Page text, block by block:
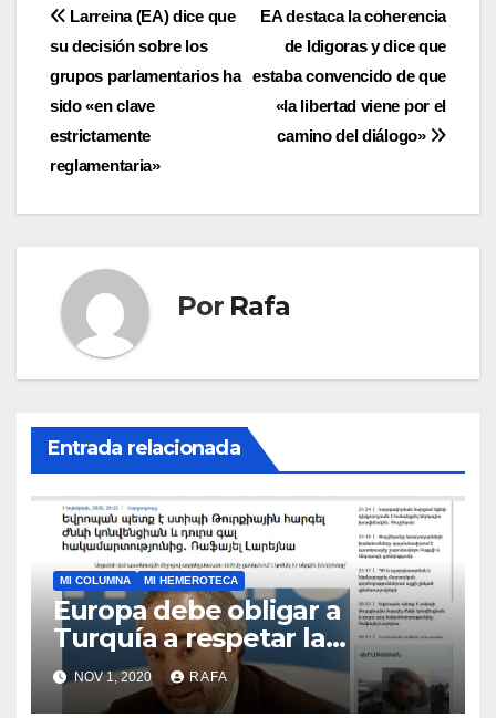
Navegación
de
entradas
EA destaca la coherencia
de Idigoras y dice que
estaba convencido de que
«la libertad viene por el
camino del diálogo»
Larreina (EA) dice que
su decisión sobre los
grupos parlamentarios ha
sido «en clave
estrictamente
reglamentaria»
Por Rafa
Entrada relacionada
MI COLUMNA MI HEMEROTECA
Europa debe obligar a
Turquí­a a respetar la
Convención de la ONU y
retirarse del conflicto.
NOV 1, 2020 RAFA